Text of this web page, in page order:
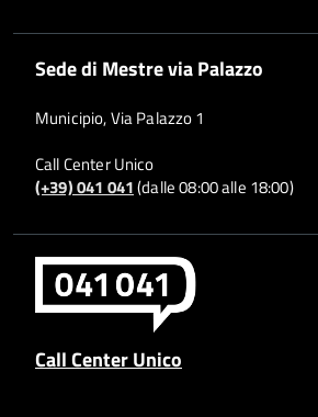
Sede di Mestre via Palazzo
Municipio, Via Palazzo 1
Call Center Unico
(+39) 041 041(dalle 08:00 alle 18:00)
Call Center Unico